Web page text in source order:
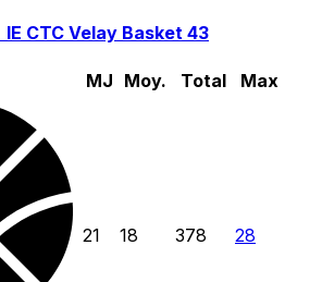
IE CTC Velay Basket 43
MJ Moy. Total Max
21 18 378 28